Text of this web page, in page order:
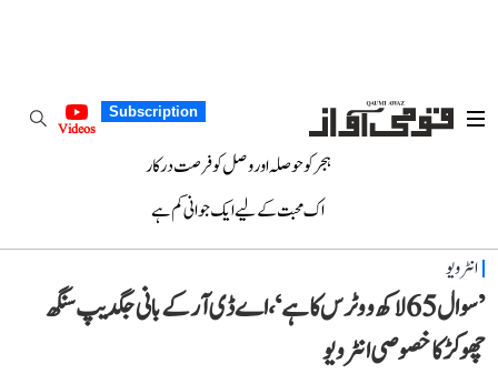
Subscription
Videos
ہجر کو حوصلہ اور وصل کو فرصت درکار
اک محبت کے لیے ایک جوانی کم ہے
انٹرویو
’سوال 65 لاکھ ووٹرس کا ہے‘، اے ڈی آر کے بانی جگدیپ سنگھ
چھوکڑ کا خصوصی انٹرویو